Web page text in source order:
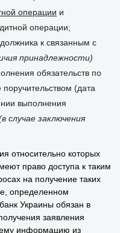
операциии
операции;
к связанным с
принадлежности)
обязательств по
(дата
выполнения
относительно которых
право доступа к таким
на получение таких
определенном